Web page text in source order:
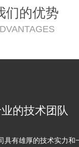
们的优势
的技术团队
具有雄厚的技术实力和